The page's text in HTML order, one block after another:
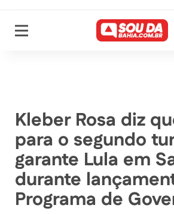
Kleber Rosa diz
para o segundo
garante Lula em
durante
Programa de